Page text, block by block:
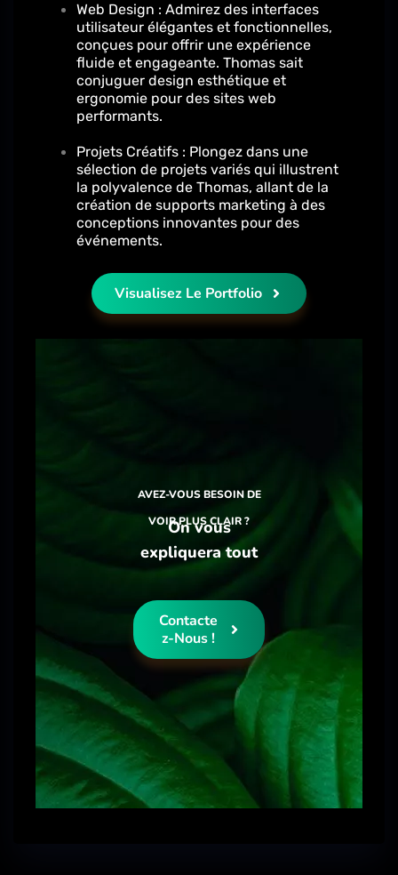
Web Design : Admirez des interfaces
utilisateur élégantes et fonctionnelles,
conçues pour offrir une expérience
fluide et engageante. Thomas sait
conjuguer design esthétique et
ergonomie pour des sites web
performants.
Projets Créatifs : Plongez dans une
sélection de projets variés qui illustrent
la polyvalence de Thomas, allant de la
création de supports marketing à des
conceptions innovantes pour des
événements.
Visualisez Le Portfolio
AVEZ-VOUS BESOIN DE
VOIR PLUS CLAIR ?
On vous
expliquera tout
Contacte
Z-Nous !